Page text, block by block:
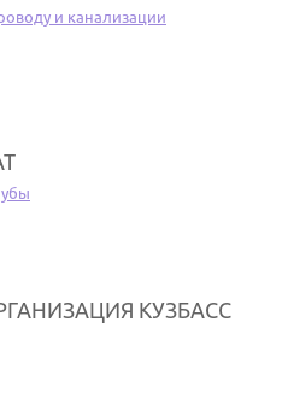
и канализации
КУЗБАСС